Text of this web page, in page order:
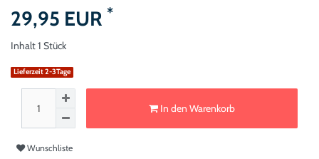
29,95 EUR *
Inhalt1 Stück
Lieferzeit 2-3Tage
In den Warenkorb
Wunschliste